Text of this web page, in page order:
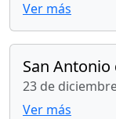
Ver más
San Antonio
23 de
Ver más